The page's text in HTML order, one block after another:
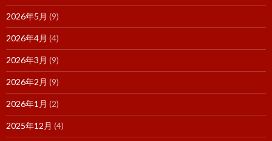
2026年5月 (9)
2026年4月 (4)
2026年3月 (9)
2026年2月 (9)
2026年1月 (2)
2025年12月 (4)